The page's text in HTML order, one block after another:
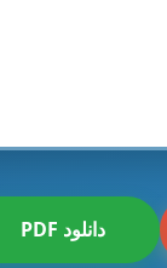
دانلود PDF